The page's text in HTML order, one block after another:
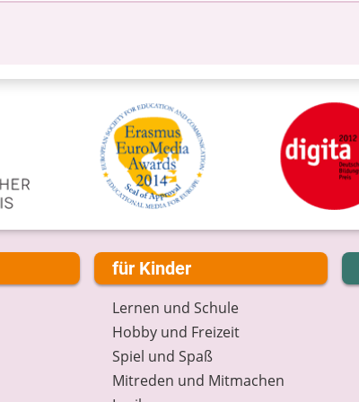
für Kinder
Lernen und Schule
Hobby und Freizeit
Spiel und Spaß
Mitreden und Mitmachen